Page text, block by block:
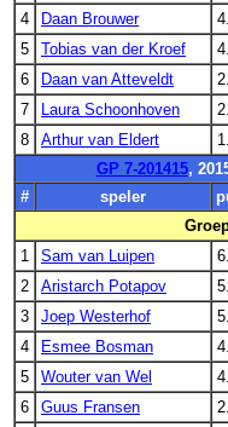
4
Daan Brouwer
5
Tobias van der Kroef
6
Daan van Atteveldt
7
Laura Schoonhoven
8
Arthur van Eldert
GP 7-201415,
#
speler
1
Sam van Luipen
2
Aristarch Potapov
3
Joep Westerhof
4
Esmee Bosman
5
Wouter van Wel
6
Guus Fransen